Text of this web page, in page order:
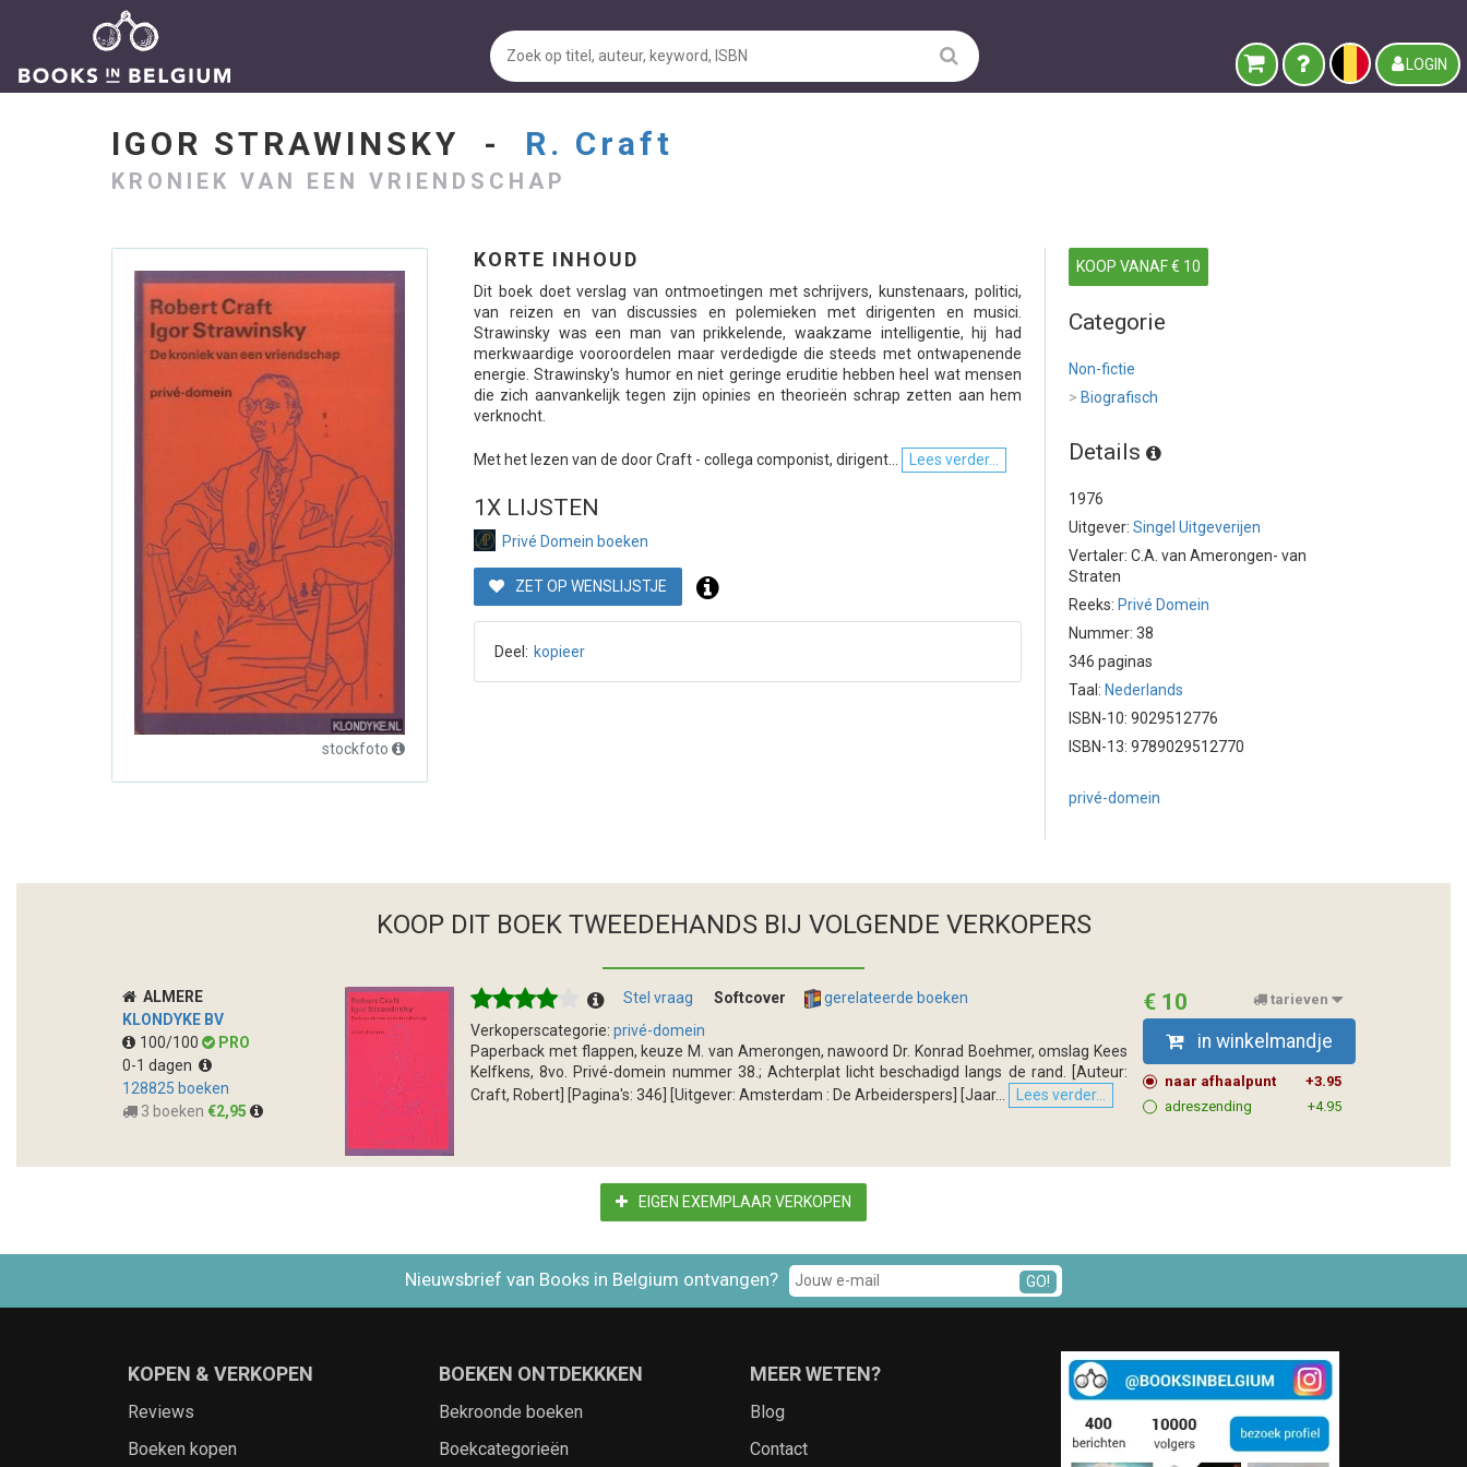
LOGIN
IGOR STRAWINSKY - R. Craft
KRONIEK VAN EEN VRIENDSCHAP
stockfoto
KORTE INHOUD
Dit boek doet verslag van ontmoetingen met schrijvers, kunstenaars, politici,
van reizen en van discussies en polemieken met dirigenten en musici.
Strawinsky was een man van prikkelende, waakzame intelligentie, hij had
merkwaardige vooroordelen maar verdedigde die steeds met ontwapenende
energie. Strawinsky's humor en niet geringe eruditie hebben heel wat mensen
die zich aanvankelijk tegen zijn opinies en theorieën schrap zetten aan hem
verknocht.
Met het lezen van de door Craft - collega componist, dirigent... Lees verder...
1X LIJSTEN
Privé Domein boeken
ZET OP WENSLIJSTJE
Deel: kopieer
KOOP VANAF € 10
Categorie
Non-fictie
> Biografisch
Details
1976
Uitgever: Singel Uitgeverijen
Vertaler: C.A. van Amerongen- van
Straten
Reeks: Privé Domein
Nummer: 38
346 paginas
Taal: Nederlands
ISBN-10: 9029512776
ISBN-13: 9789029512770
privé-domein
KOOP DIT BOEK TWEEDEHANDS BIJ VOLGENDE VERKOPERS
ALMERE
KLONDYKE BV
100/100
PRO
0-1 dagen
128825 boeken
3 boeken €2,95
Stel vraag Softcover
gerelateerde boeken
Verkoperscategorie: privé-domein
Paperback met flappen, keuze M. van Amerongen, nawoord Dr. Konrad Boehmer, omslag Kees
Kelfkens, 8vo. Privé-domein nummer 38.; Achterplat licht beschadigd langs de rand. [Auteur:
Craft, Robert] [Pagina's: 346] [Uitgever: Amsterdam : De Arbeiderspers] [Jaar...
Lees verder...
€ 10 tarieven
in winkelmandje
naar afhaalpunt
+3.95
adreszending
+4.95
EIGEN EXEMPLAAR VERKOPEN
Nieuwsbrief van Books in Belgium ontvangen? GO!
KOPEN & VERKOPEN
Reviews
Boeken kopen
BOEKEN ONTDEKKKEN
Bekroonde boeken
Boekcategorieën
MEER WETEN?
Blog
Contact